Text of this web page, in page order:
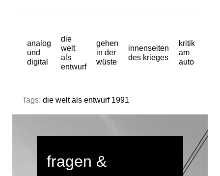
analog
und
digital
die
welt
als
entwurf
gehen
in der
wüste
innenseiten
des krieges
kritik
am
auto
Tags: die welt als entwurf 1991
fragen &